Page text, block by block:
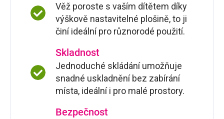
Věž poroste s vaším dítětem díky
výškově nastavitelné plošině, to ji
činí ideální pro různorodé použití.
Skladnost
Jednoduché skládání umožňuje
snadné uskladnění bez zabírání
místa, ideální i pro malé prostory.
Bezpečnost